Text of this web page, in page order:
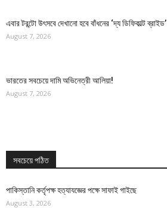
এবার টরন্টো উৎসবে দেখানো হবে বাঁধনের ‘দ্য ডিফিকাল্ট ব্রাইড’
August 7, 2026
ভারতের সবচেয়ে দামি অভিনেত্রী আলিয়া!
August 7, 2026
সবচেয়ে পঠিত
পাকিস্তানি কর্তৃপক্ষ হত্যাযজ্ঞের পক্ষে সাফাই গাইছে
August 3, 2026